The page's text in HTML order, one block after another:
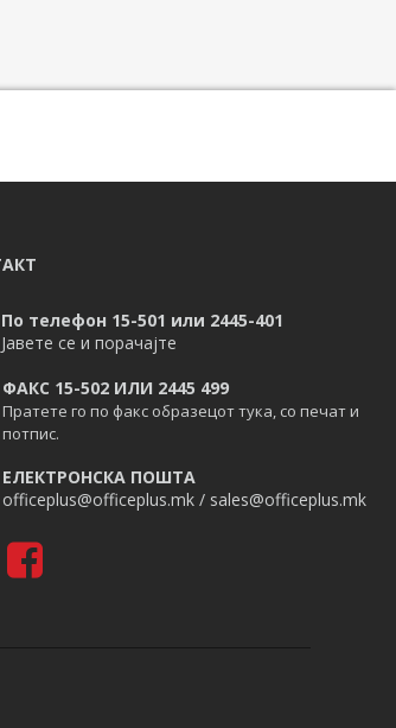
По телефон 15-501 или 2445-401
Јавете се и порачајте
ФАКС 15-502 ИЛИ 2445 499
Пратете го по факс образецот тука, со печат и
потпис.
ЕЛЕКТРОНСКА ПОШТА
officeplus@officeplus.mk / sales@officeplus.mk